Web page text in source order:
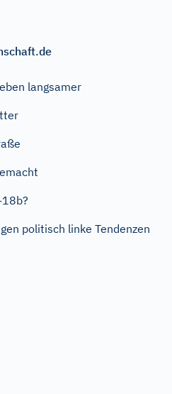
langsamer
politisch linke Tendenzen